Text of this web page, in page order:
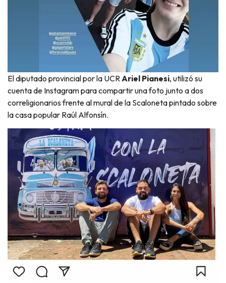
El diputado provincial por la UCRAriel Pianesi, utilizó su
cuenta de Instagram para compartir una foto junto a dos
correligionarios frente al mural de la Scaloneta pintado sobre
la casa popular Raúl Alfonsín.